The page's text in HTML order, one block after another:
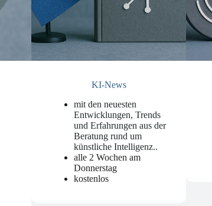
KI-News
mit den neuesten
Entwicklungen, Trends
und Erfahrungen aus der
Beratung rund um
künstliche Intelligenz..
alle 2 Wochen am
Donnerstag
kostenlos